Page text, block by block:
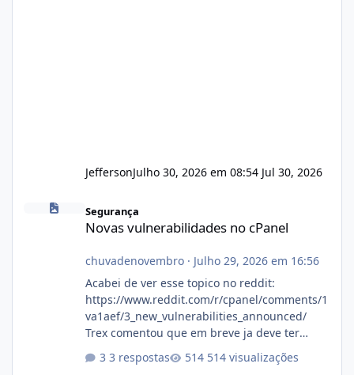
JeffersonJulho 30, 2026 em 08:54 Jul 30, 2026
Segurança
Novas vulnerabilidades no cPanel
chuvadenovembro· Julho 29, 2026 em 16:56
Acabei de ver esse topico no reddit:
https://www.reddit.com/r/cpanel/comments/1
va1aef/3_new_vulnerabilities_announced/
Trex comentou que em breve ja deve ter
3 respostas 514 visualizações